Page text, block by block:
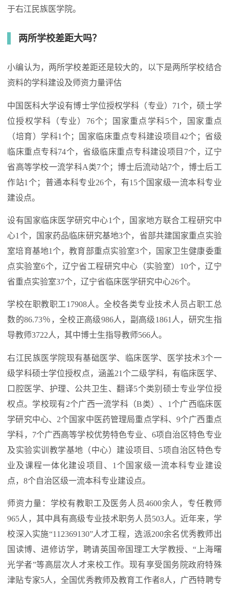
于右江民族医学院。
两所学校差距大吗？
小编认为，两所学校差距还是较大的，以下是两所学校结合
资料的学科建设及师资力量评估
中国医科大学设有博士学位授权学科（专业）71个，硕士学
位授权学科（专业）76个；国家重点学科5个，国家重点
（培育）学科1个；国家临床重点专科建设项目42个；省级
临床重点专科74个，省级临床重点专科建设项目7个，辽宁
省高等学校一流学科A类7个；博士后流动站7个，博士后工
作站1个；普通本科专业26个，有15个国家级一流本科专业
建设点。
设有国家临床医学研究中心1个，国家地方联合工程研究中
心1个，国家药品临床研究基地3个，省部共建国家重点实验
室培育基地1个，教育部重点实验室3个，国家卫生健康委重
点实验室6个，辽宁省工程研究中心（实验室）10个，辽宁
省重点实验室37个，辽宁省临床医学研究中心26个。
学校在职教职工17908人。全校各类专业技术人员占职工总
数的86.73％，全校正高级986人，副高级1861人，研究生指
导教师3722人，其中博士生指导教师566人。
右江民族医学院现有基础医学、临床医学、医学技术3个一
级学科硕士学位授权点，涵盖21个二级学科，有临床医学、
口腔医学、护理、公共卫生、翻译5个类别硕士专业学位授
权点。学校现有2个广西一流学科（B类）、1个广西临床医
学研究中心、2个国家中医药管理局重点学科、9个广西重点
学科，7个广西高等学校优势特色专业、6项自治区特色专业
及实验实训教学基地（中心）建设项目、5项自治区特色专
业及课程一体化建设项目、1个国家级一流本科专业建设
点，8个自治区级一流本科专业建设点。
师资力量：学校有教职工及医务人员4600余人，专任教师
965人，其中具有高级专业技术职务人员503人。近年来，学
校深入实施“112369130”人才工程，选派200余名优秀教师出
国读博、进修访学，聘请英国帝国理工大学教授、“上海曙
光学者”等高层次人才来校工作。现有享受国务院政府特殊
津贴专家5人，全国优秀教师及教育工作者8人，广西特聘专